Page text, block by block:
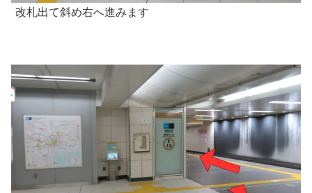
改札出て斜め右へ進みます